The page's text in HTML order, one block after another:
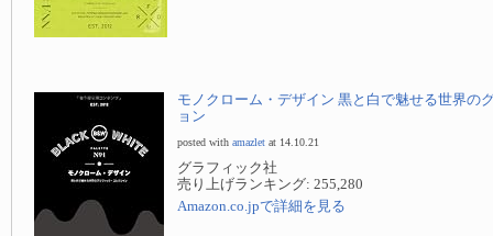
モノクローム・デザイン 黒と白で魅せる世界の
ョン
posted with amazlet at 14.10.21
グラフィック社
売り上げランキング: 255,280
Amazon.co.jpで詳細を見る